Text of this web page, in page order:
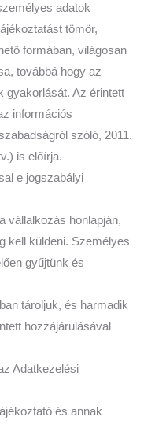
adatok
tömör,
formában, világosan
továbbá hogy az
gyakorlását. Az érintett
információs
szóló, 2011.
is előírja.
e jogszabályi
vállalkozás honlapján,
kell küldeni. Személyes
gyűjtünk és
tároljuk, és harmadik
hozzájárulásával
Adatkezelési
és annak